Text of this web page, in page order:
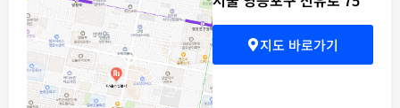
지도 바로가기